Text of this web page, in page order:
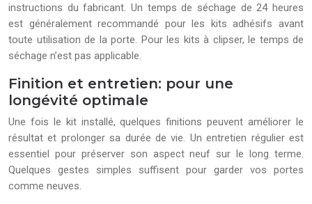
instructions du fabricant. Un temps de séchage de 24 heures
est généralement recommandé pour les kits adhésifs avant
toute utilisation de la porte. Pour les kits à clipser, le temps de
séchage n’est pas applicable.
Finition et entretien: pour une
longévité optimale
Une fois le kit installé, quelques finitions peuvent améliorer le
résultat et prolonger sa durée de vie. Un entretien régulier est
essentiel pour préserver son aspect neuf sur le long terme.
Quelques gestes simples suffisent pour garder vos portes
comme neuves.